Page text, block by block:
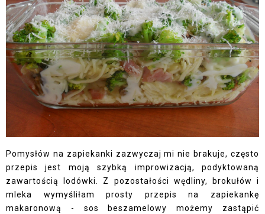
Pomysłów na zapiekanki zazwyczaj mi nie brakuje, często
przepis jest moją szybką improwizacją, podyktowaną
zawartością lodówki. Z pozostałości wędliny, brokułów i
mleka wymyśliłam prosty przepis na zapiekankę
makaronową - sos beszamelowy możemy zastąpić